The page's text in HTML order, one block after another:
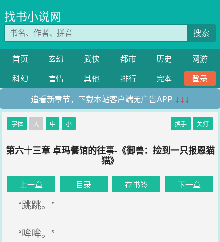
找书小说网
搜索
首页 玄幻 武侠 都市 历史
网游
科幻
言情 其他 排行 完本
登录
追看新章节，下载本站客户端无广告APP ↓↓↓
字体 大 中 小 换手 关灯
第六十三章 卓玛餐馆的往事-《御兽：捡到一只报恩猫
猫》
上一章 目录 存书签 下一章
“跳跳。”
“哞哞。”